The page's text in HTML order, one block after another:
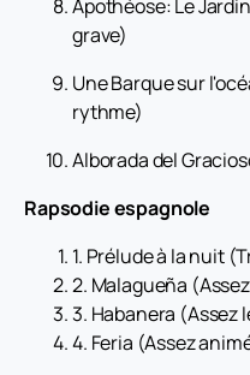
Apothéose: Le
grave)
Une Barque sur
rythme)
Alborada del
Rapsodie espagnole
1. Prélude à la nuit
2. Malagueña
3. Habanera (Assez
4. Feria (Assez